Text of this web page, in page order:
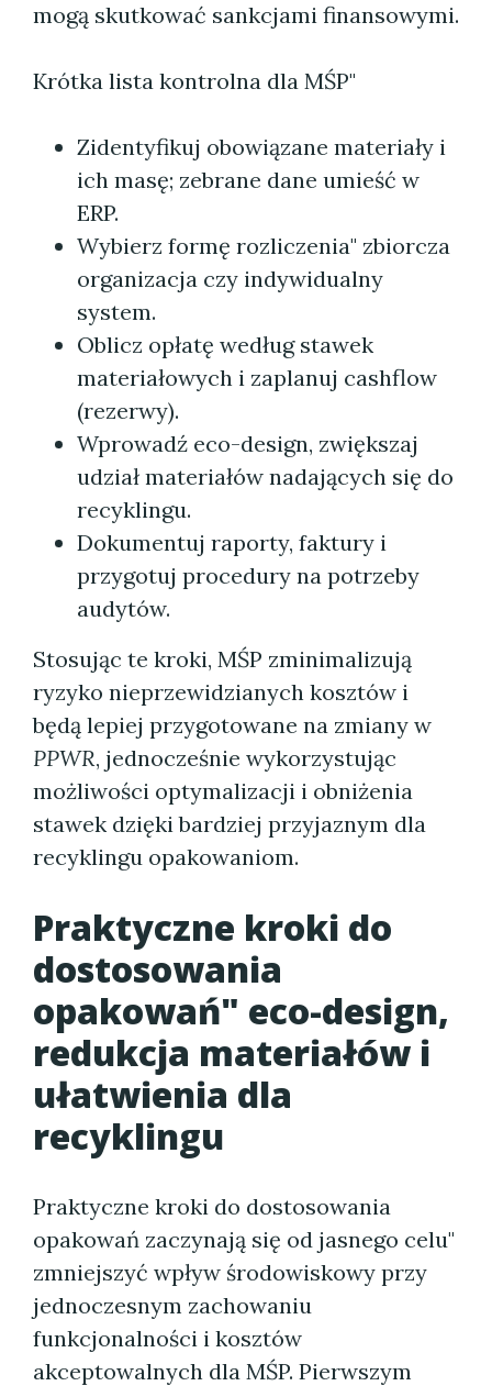
mogą skutkować sankcjami finansowymi.
Krótka lista kontrolna dla MŚP"
Zidentyfikuj obowiązane materiały i
ich masę; zebrane dane umieść w
ERP.
Wybierz formę rozliczenia" zbiorcza
organizacja czy indywidualny
system.
Oblicz opłatę według stawek
materiałowych i zaplanuj cashflow
(rezerwy).
Wprowadź eco-design, zwiększaj
udział materiałów nadających się do
recyklingu.
Dokumentuj raporty, faktury i
przygotuj procedury na potrzeby
audytów.
Stosując te kroki, MŚP zminimalizują
ryzyko nieprzewidzianych kosztów i
będą lepiej przygotowane na zmiany w
PPWR, jednocześnie wykorzystując
możliwości optymalizacji i obniżenia
stawek dzięki bardziej przyjaznym dla
recyklingu opakowaniom.
Praktyczne kroki do
dostosowania
opakowań" eco-design,
redukcja materiałów i
ułatwienia dla
recyklingu
Praktyczne kroki do dostosowania
opakowań zaczynają się od jasnego celu"
zmniejszyć wpływ środowiskowy przy
jednoczesnym zachowaniu
funkcjonalności i kosztów
akceptowalnych dla MŚP. Pierwszym